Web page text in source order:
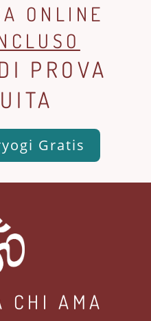
ONLINE
PROVA
Gratis
CHI AMA